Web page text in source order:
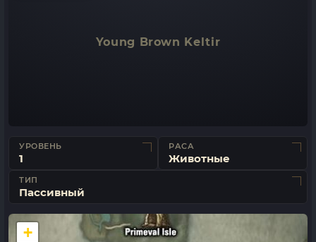
Young Brown Keltir
УРОВЕНЬ
1
РАСА
Животные
ТИП
Пассивный
+